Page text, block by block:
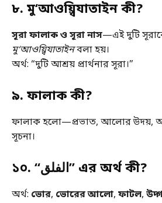
৮. মু‘আওয়্বিযাতাইন কী?
সূরা ফালাক ও সূরা নাস—এই দুটি
মু‘আওয়্বিযাতাইনবলা হয়।
অর্থ: “দুটি আশ্রয় প্রার্থনার সূরা।”
৯. ফালাক কী?
ফালাক হলো—প্রভাত, আলোর উদয়,
সূচনা।
১০. “الفلق” এর অর্থ কী?
অর্থ: ভোর, ভোরের আলো, ফাটল,